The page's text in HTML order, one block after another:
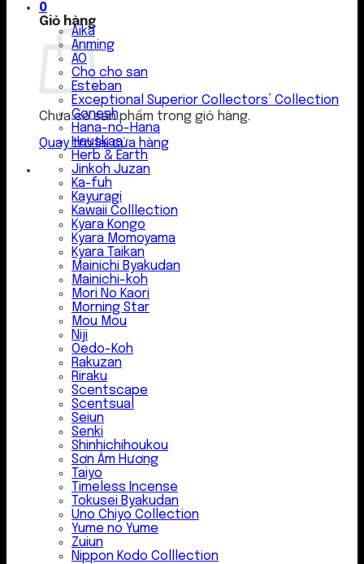
0
Giỏ hàng
Chưa có sản phẩm trong giỏ hàng.
Quay trở lại cửa hàng
Aika
Anming
AO
Cho cho san
Esteban
Exceptional Superior Collectors’ Collection
Gonesh
Hana-no-Hana
Hauskaa
Herb & Earth
Jinkoh Juzan
Ka-fuh
Kayuragi
Kawaii Colllection
Kyara Kongo
Kyara Momoyama
Kyara Taikan
Mainichi Byakudan
Mainichi-koh
Mori No Kaori
Morning Star
Mou Mou
Niji
Oedo-Koh
Rakuzan
Riraku
Scentscape
Scentsual
Seiun
Senki
Shinhichihoukou
Sơn Âm Hương
Taiyo
Timeless Incense
Tokusei Byakudan
Uno Chiyo Collection
Yume no Yume
Zuiun
Nippon Kodo Colllection